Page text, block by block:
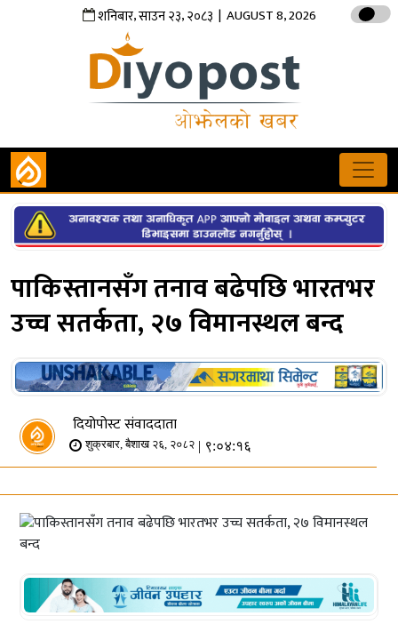
शनिबार,साउन२३,२०८३ | AUGUST 8, 2026
पाकिस्तानसँग तनाव बढेपछि भारतभर
उच्च सतर्कता, २७ विमानस्थल बन्द
दियोपोस्ट संवाददाता
शुक्रबार, बैशाख २६, २०८२ | ९:०४:१६